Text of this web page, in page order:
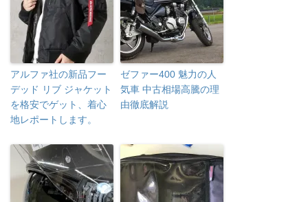
アルファ社の新品フー
デッド リブ ジャケット
を格安でゲット、着心
地レポートします。
ゼファー400 魅力の人
気車 中古相場高騰の理
由徹底解説